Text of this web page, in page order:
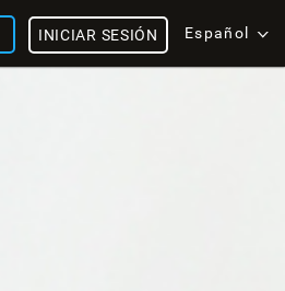
Español
INICIAR SESIÓN